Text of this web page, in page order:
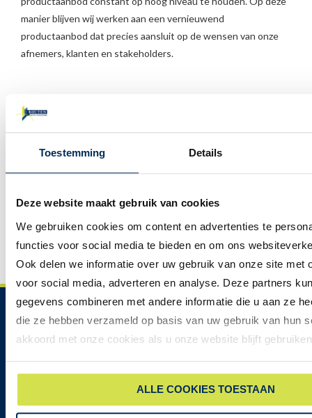
Toestemming Details
Deze website maakt gebruik van cookies
We gebruiken cookies om content en advertenties te
functies voor social media te bieden en om ons
Ook delen we informatie over uw gebruik van onze site met
voor social media, adverteren en analyse. Deze partners
gegevens combineren met andere informatie die u aan ze
die ze hebben verzameld op basis van uw gebruik van hun
akkoord met onze cookies als u onze website blijft
ALLE COOKIES TOESTAAN
manier blijven wij werken aan een vernieuwend
productaanbod dat precies aansluit op de wensen van onze
afnemers, klanten en stakeholders.
Meer informatie?
Wilt u meer weten over Deceuninck, of de manier waarop wij
Wij vertellen u er graag meer over.
NEEM CONTACT OP
OPENINGSTIJDEN SHOWROOM
Maandag:
09:00-17:00
Woensdag:
09:00-17:00
Donderdag:
09:00-17:00
Vrijdag:
09:00-17:00